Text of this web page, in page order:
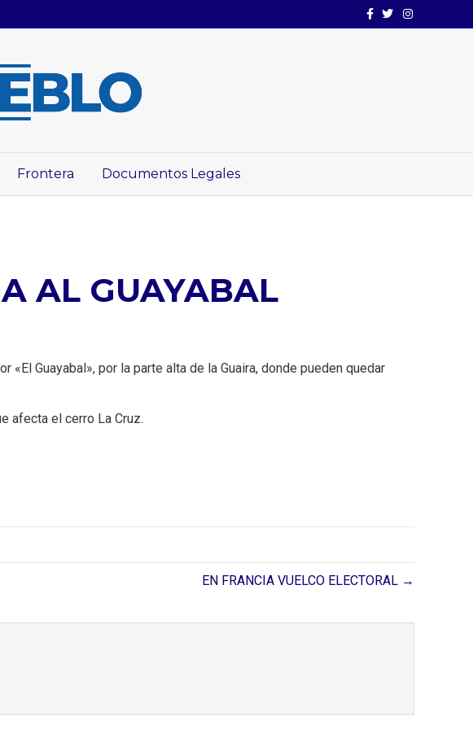
Facebook
TwitterInstagram
Frontera Documentos Legales
AL GUAYABAL
Guayabal», por la parte alta de la Guaira, donde pueden quedar
afecta el cerro La Cruz.
EN FRANCIA VUELCO ELECTORAL →